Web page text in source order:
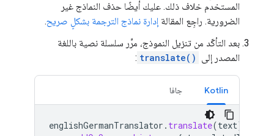
المستخدم خلاف ذلك. عليك أيضًا حذف النماذج غير
الضرورية. راجِع المقالة إدارة نماذج الترجمة بشكلٍ صريح.
بعد التأكّد من تنزيل النموذج، مرِّر سلسلة نصية باللغة
المصدر إلى translate()
:
Kotlin جافا
englishGermanTranslator . translate(text)